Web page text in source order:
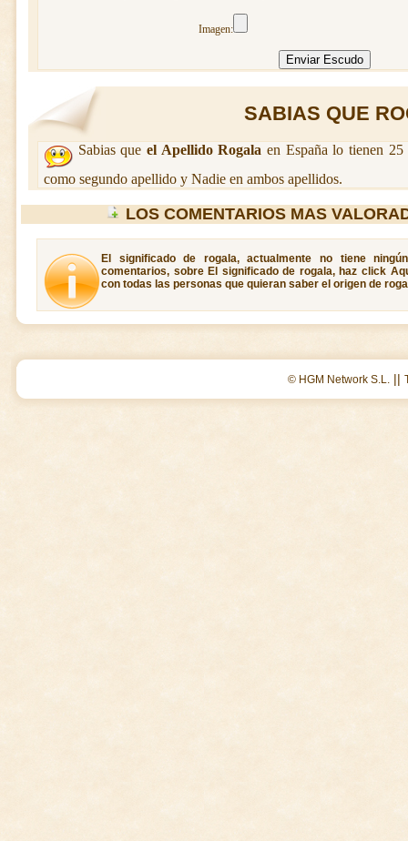
Imagen:
SABIAS QUE
Sabias que el Apellido Rogala en España lo tienen
como segundo apellido y Nadie en ambos apellidos.
LOS COMENTARIOS MAS
El significado de rogala, actualmente no tiene
comentarios, sobre El significado de rogala, haz click
con todas las personas que quieran saber el origen de
© HGM Network S.L. ||